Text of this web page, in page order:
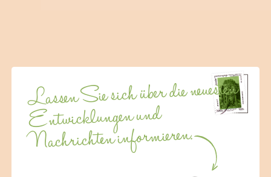
Lassen Sie sich über die neuesten
Entwicklungen und
Nachrichten informieren.